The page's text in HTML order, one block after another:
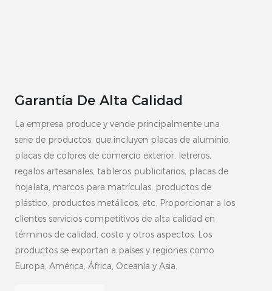
Garantía De Alta Calidad
La empresa produce y vende principalmente una
serie de productos, que incluyen placas de aluminio,
placas de colores de comercio exterior, letreros,
regalos artesanales, tableros publicitarios, placas de
hojalata, marcos para matrículas, productos de
plástico, productos metálicos, etc. Proporcionar a los
clientes servicios competitivos de alta calidad en
términos de calidad, costo y otros aspectos. Los
productos se exportan a países y regiones como
Europa, América, África, Oceanía y Asia.